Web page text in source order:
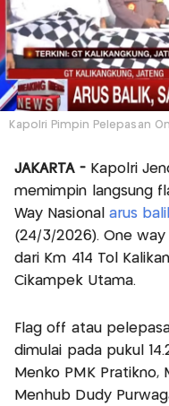
Kapolri Pimpin Pelepasan
JAKARTA -Kapolri
memimpin langsung
Way Nasional arus
(24/3/2026). One way
dari Km 414 Tol
Cikampek Utama.
Flag off atau
dimulai pada pukul
Menko PMK Pratikno,
Menhub Dudy